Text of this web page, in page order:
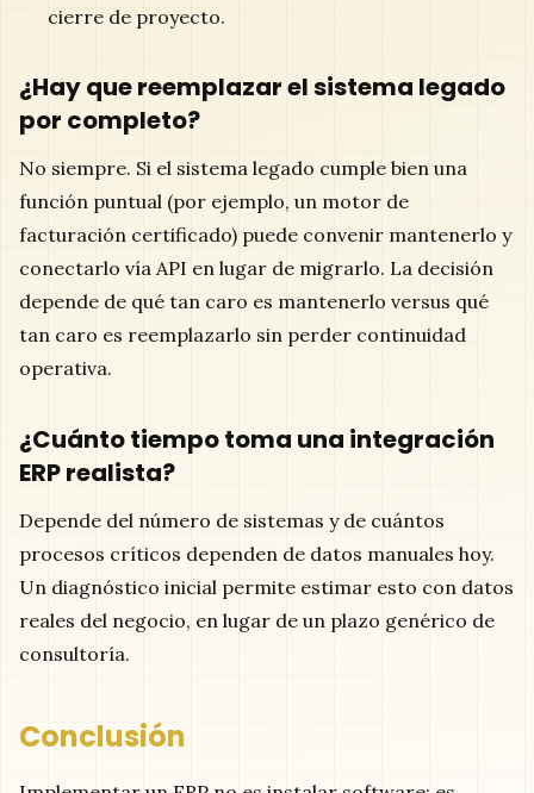
cierre de proyecto.
¿Hay que reemplazar el sistema legado
por completo?
No siempre. Si el sistema legado cumple bien una
función puntual (por ejemplo, un motor de
facturación certificado) puede convenir mantenerlo y
conectarlo vía API en lugar de migrarlo. La decisión
depende de qué tan caro es mantenerlo versus qué
tan caro es reemplazarlo sin perder continuidad
operativa.
¿Cuánto tiempo toma una integración
ERP realista?
Depende del número de sistemas y de cuántos
procesos críticos dependen de datos manuales hoy.
Un diagnóstico inicial permite estimar esto con datos
reales del negocio, en lugar de un plazo genérico de
consultoría.
Conclusión